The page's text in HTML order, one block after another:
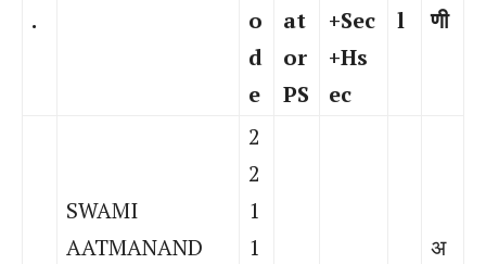
.
o
d
e
at
or
PS
+Sec
+Hs
ec
l
णी
SWAMI
AATMANAND
2
2
1
1
अ